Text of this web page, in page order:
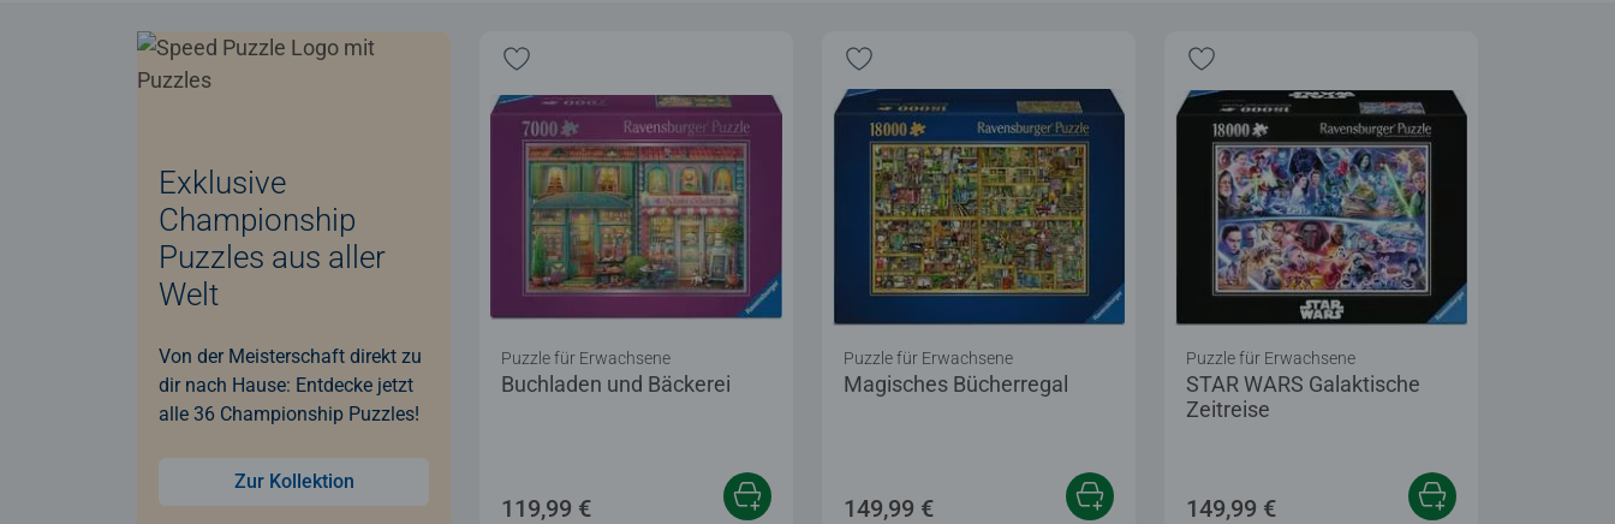
Exklusive
Championship
Puzzles aus aller
Welt
Von der Meisterschaft direkt zu
dir nach Hause: Entdecke jetzt
alle 36 Championship Puzzles!
Zur Kollektion
Buchladen und Bäckerei
Puzzle für Erwachsene
119,99 €
Magisches Bücherregal
Puzzle für Erwachsene
149,99 €
STAR WARS Galaktische
Zeitreise
Puzzle für Erwachsene
149,99 €